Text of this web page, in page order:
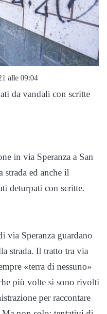
alle 09:04
da vandali con scritte
in via Speranza a San
ed anche il
deturpati con scritte.
via Speranza guardano
strada. Il tratto tra via
«terra di nessuno»
più volte si sono rivolti
per raccontare